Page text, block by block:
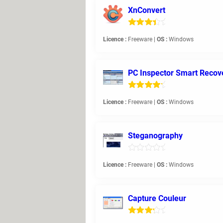
XnConvert
Licence : Freeware | OS : Windows
PC Inspector Smart
Licence : Freeware | OS : Windows
Steganography
Licence : Freeware | OS : Windows
Capture Couleur